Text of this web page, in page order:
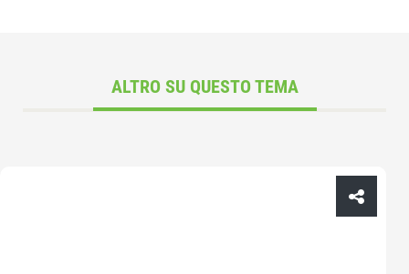
ALTRO SU QUESTO TEMA